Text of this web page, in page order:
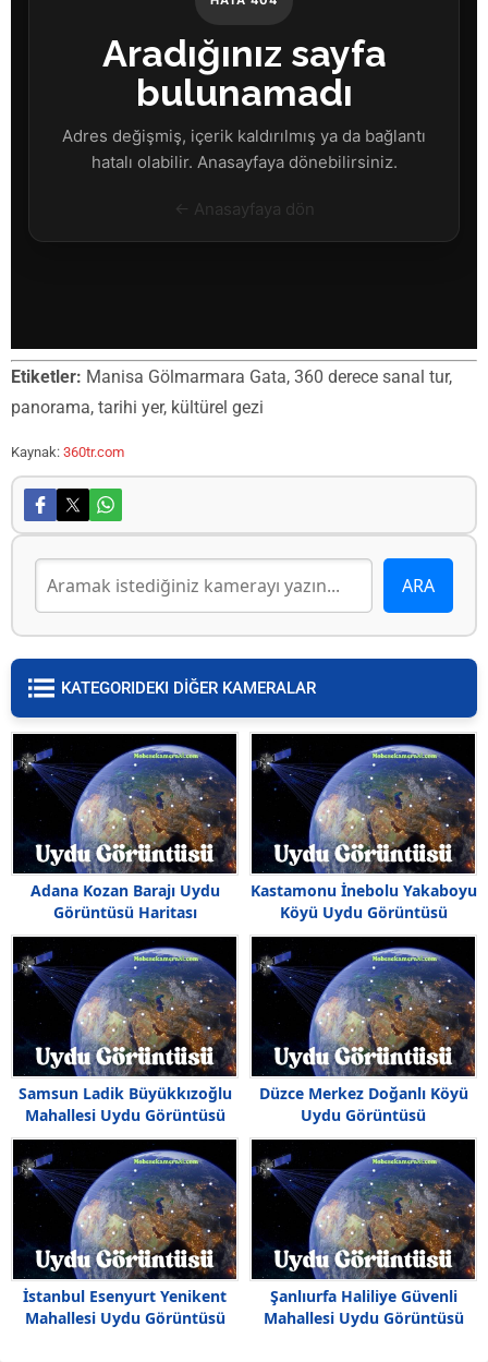
Etiketler: Manisa Gölmarmara Gata, 360 derece sanal tur,
panorama, tarihi yer, kültürel gezi
Kaynak: 360tr.com
KATEGORIDEKI DİĞER KAMERALAR
Adana Kozan Barajı Uydu
Görüntüsü Haritası
Kastamonu İnebolu Yakaboyu
Köyü Uydu Görüntüsü
Samsun Ladik Büyükkızoğlu
Mahallesi Uydu Görüntüsü
Düzce Merkez Doğanlı Köyü
Uydu Görüntüsü
İstanbul Esenyurt Yenikent
Mahallesi Uydu Görüntüsü
Şanlıurfa Haliliye Güvenli
Mahallesi Uydu Görüntüsü